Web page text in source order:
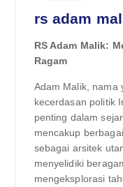
rs adam
RS Adam Malik:
Ragam
Adam Malik, nama
kecerdasan politik
penting dalam
mencakup
sebagai arsitek
menyelidiki
mengeksplorasi